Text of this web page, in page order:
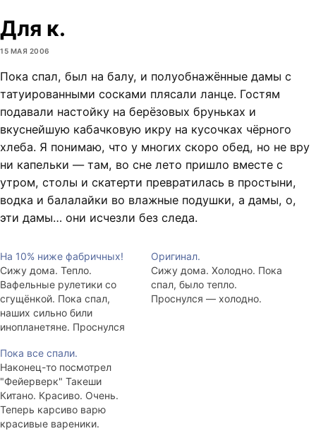
Для к.
15 МАЯ 2006
Пока спал, был на балу, и полуобнажённые дамы с
татуированными сосками плясали ланце. Гостям
подавали настойку на берёзовых бруньках и
вкуснейшую кабачковую икру на кусочках чёрного
хлеба. Я понимаю, что у многих скоро обед, но не вру
ни капельки — там, во сне лето пришло вместе с
утром, столы и скатерти превратилась в простыни,
водка и балалайки во влажные подушки, а дамы, о,
эти дамы… они исчезли без следа.
На 10% ниже фабричных!
Сижу дома. Тепло.
Вафельные рулетики со
сгущёнкой. Пока спал,
наших сильно били
инопланетяне. Проснулся
здорова.
Оригинал.
Сижу дома. Холодно. Пока
спал, было тепло.
Проснулся — холодно.
Пока все спали.
Наконец-то посмотрел
"Фейерверк" Такеши
Китано. Красиво. Очень.
Теперь карсиво варю
красивые вареники.